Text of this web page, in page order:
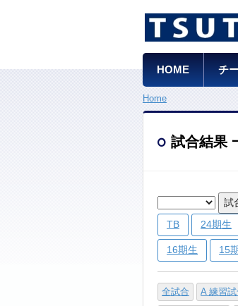
HOME チ
Home
試合結果
試
TB 24期生
16期生 15
全試合 A 練習試